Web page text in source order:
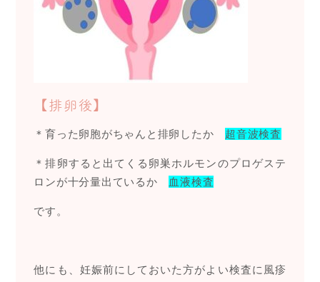
【排卵後】
＊育った卵胞がちゃんと排卵したか 超音波検査
＊排卵すると出てくる卵巣ホルモンのプロゲステ
ロンが十分量出ているか 血液検査
です。
他にも、妊娠前にしておいた方がよい検査に風疹